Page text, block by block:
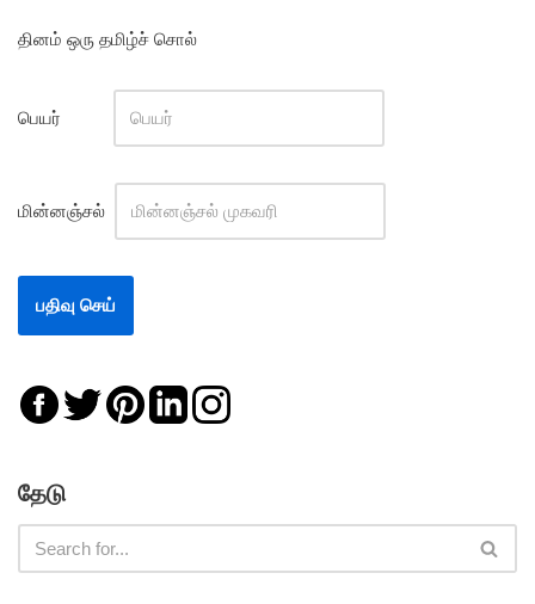
தினம் ஒரு தமிழ்ச் சொல்
பெயர்
மின்னஞ்சல்
தேடு